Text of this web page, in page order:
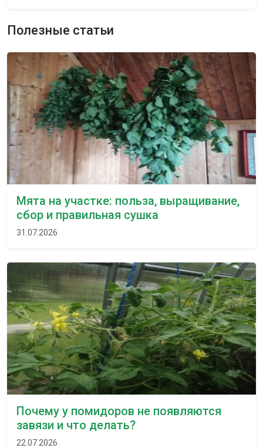
Полезные статьи
Мята на участке: польза, выращивание,
сбор и правильная сушка
31.07.2026
Почему у помидоров не появляются
завязи и что делать?
22.07.2026